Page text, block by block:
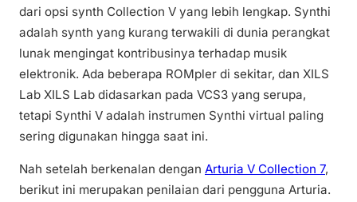
dari opsi synth Collection V yang lebih lengkap. Synthi
adalah synth yang kurang terwakili di dunia perangkat
lunak mengingat kontribusinya terhadap musik
elektronik. Ada beberapa ROMpler di sekitar, dan XILS
Lab XILS Lab didasarkan pada VCS3 yang serupa,
tetapi Synthi V adalah instrumen Synthi virtual paling
sering digunakan hingga saat ini.
Nah setelah berkenalan dengan Arturia V Collection 7,
berikut ini merupakan penilaian dari pengguna Arturia.